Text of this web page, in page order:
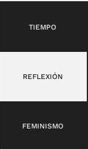
TIEMPO
REFLEXIÓN
FEMINISMO